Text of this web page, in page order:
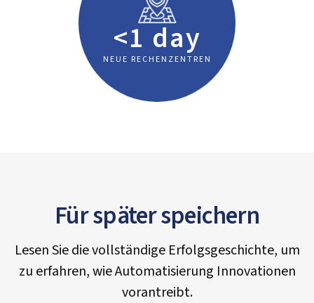
<1 day
NEUE RECHENZENTREN
Für später speichern
Lesen Sie die vollständige Erfolgsgeschichte, um
zu erfahren, wie Automatisierung Innovationen
vorantreibt.